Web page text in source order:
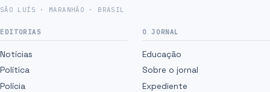
SÃO LUÍS · MARANHÃO · BRASIL
EDITORIAS
Notícias
Política
Polícia
O JORNAL
Educação
Sobre o jornal
Expediente